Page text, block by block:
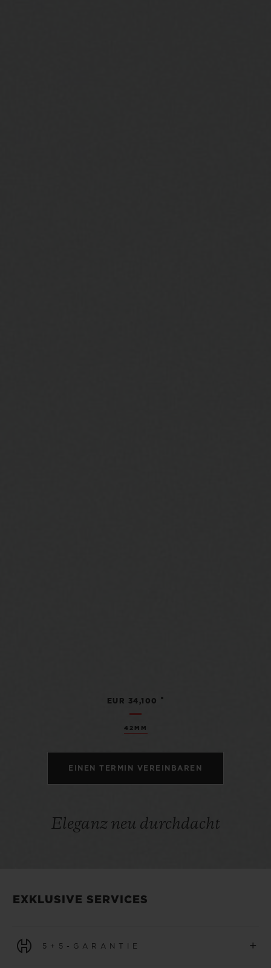
42MM
EUR 34,100 •
EINEN TERMIN VEREINBAREN
Eleganz neu durchdacht
EXKLUSIVE SERVICES
5+5-GARANTIE +